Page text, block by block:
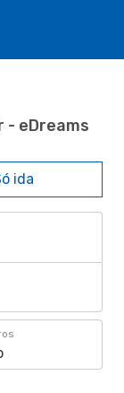
- eDreams
ida